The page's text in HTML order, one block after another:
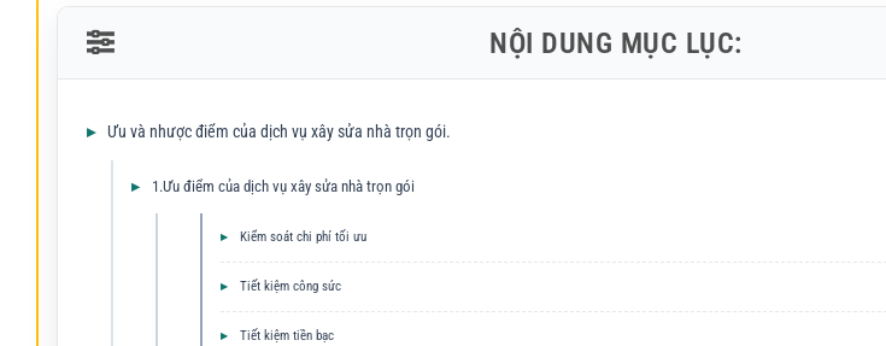
NỘI DUNG MỤC LỤC:
Ưu và nhược điểm của dịch vụ xây sửa nhà trọn gói.
1.Ưu điểm của dịch vụ xây sửa nhà trọn gói
Kiểm soát chi phí tối ưu
Tiết kiệm công sức
Tiết kiệm tiền bạc